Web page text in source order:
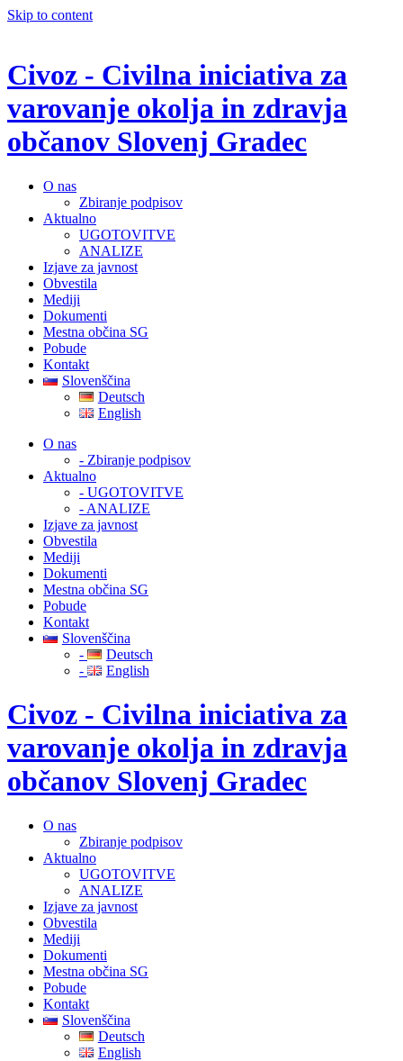
Skip to content
Civoz - Civilna iniciativa za
varovanje okolja in zdravja
občanov Slovenj Gradec
O nas
Zbiranje podpisov
Aktualno
UGOTOVITVE
ANALIZE
Izjave za javnost
Obvestila
Mediji
Dokumenti
Mestna občina SG
Pobude
Kontakt
Slovenščina
Deutsch
English
O nas
- Zbiranje podpisov
Aktualno
- UGOTOVITVE
- ANALIZE
Izjave za javnost
Obvestila
Mediji
Dokumenti
Mestna občina SG
Pobude
Kontakt
Slovenščina
-
Deutsch
-
English
Civoz - Civilna iniciativa za
varovanje okolja in zdravja
občanov Slovenj Gradec
O nas
Zbiranje podpisov
Aktualno
UGOTOVITVE
ANALIZE
Izjave za javnost
Obvestila
Mediji
Dokumenti
Mestna občina SG
Pobude
Kontakt
Slovenščina
Deutsch
English